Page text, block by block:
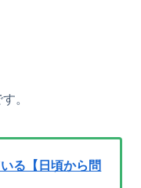
。
る【日頃から問